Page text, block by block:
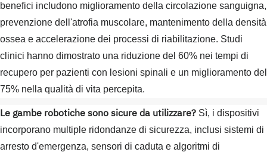
benefici includono miglioramento della circolazione sanguigna,
prevenzione dell'atrofia muscolare, mantenimento della densità
ossea e accelerazione dei processi di riabilitazione. Studi
clinici hanno dimostrato una riduzione del 60% nei tempi di
recupero per pazienti con lesioni spinali e un miglioramento del
75% nella qualità di vita percepita.
Le gambe robotiche sono sicure da utilizzare? Sì, i dispositivi
incorporano multiple ridondanze di sicurezza, inclusi sistemi di
arresto d'emergenza, sensori di caduta e algoritmi di